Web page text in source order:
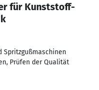
für Kunststoff-
Spritzgußmaschinen
Prüfen der Qualität